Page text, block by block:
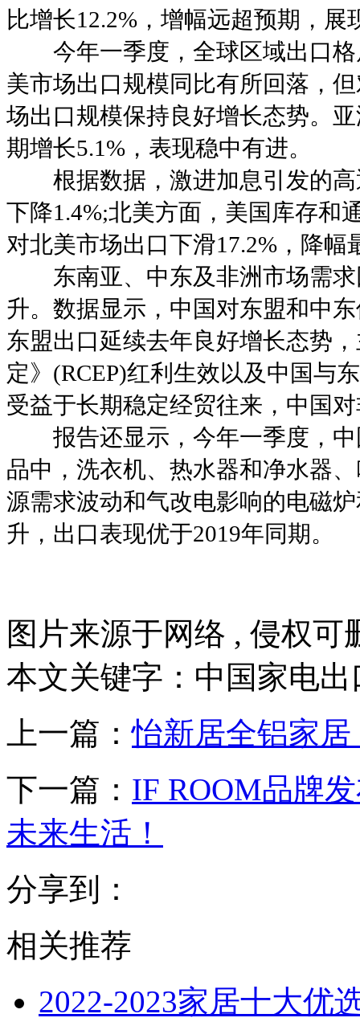
比增长12.2%，增幅远超预期，
今年一季度，全球区域出口格
美市场出口规模同比有所回落，
场出口规模保持良好增长态势。
期增长5.1%，表现稳中有进。
根据数据，激进加息引发的高
下降1.4%;北美方面，美国库存和
对北美市场出口下滑17.2%，降
东南亚、中东及非洲市场需求
升。数据显示，中国对东盟和中
东盟出口延续去年良好增长态势
定》(RCEP)红利生效以及中国与
受益于长期稳定经贸往来，中国
报告还显示，今年一季度，中
品中，洗衣机、热水器和净水器
源需求波动和气改电影响的电磁
升，出口表现优于2019年同期。
图片来源于网络 , 侵权可
本文关键字：中国家电出
上一篇：怡新居全铝家
下一篇： IF ROOM品牌
未来生活！
分享到：
相关推荐
2022-2023家居十大优